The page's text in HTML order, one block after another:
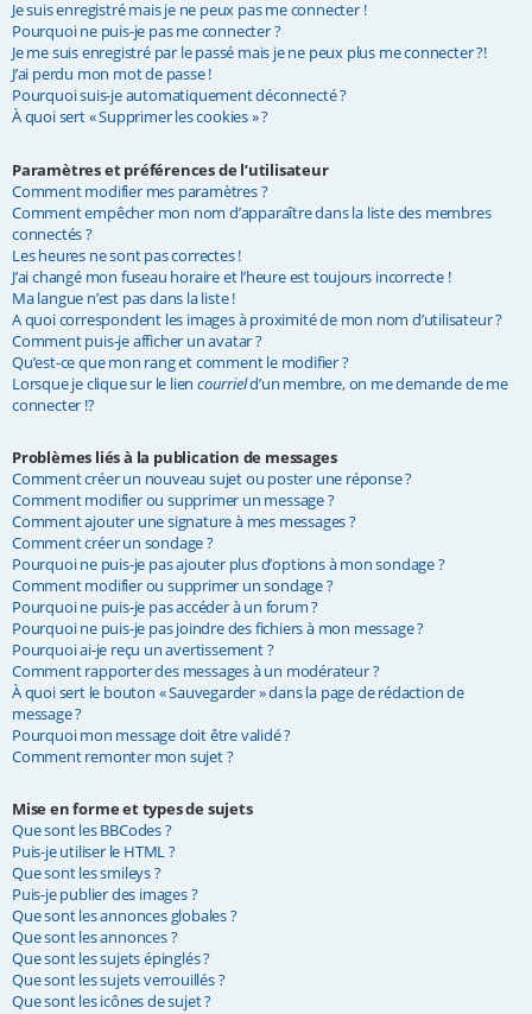
Je suis enregistré mais je ne peux pas me connecter !
Pourquoi ne puis-je pas me connecter ?
Je me suis enregistré par le passé mais je ne peux plus me connecter ?!
J’ai perdu mon mot de passe !
Pourquoi suis-je automatiquement déconnecté ?
À quoi sert « Supprimer les cookies » ?
Paramètres et préférences de l’utilisateur
Comment modifier mes paramètres ?
Comment empêcher mon nom d’apparaître dans la liste des membres
connectés ?
Les heures ne sont pas correctes !
J’ai changé mon fuseau horaire et l’heure est toujours incorrecte !
Ma langue n’est pas dans la liste !
A quoi correspondent les images à proximité de mon nom d’utilisateur ?
Comment puis-je afficher un avatar ?
Qu’est-ce que mon rang et comment le modifier ?
Lorsque je clique sur le lien courrield’un membre, on me demande de me
connecter !?
Problèmes liés à la publication de messages
Comment créer un nouveau sujet ou poster une réponse ?
Comment modifier ou supprimer un message ?
Comment ajouter une signature à mes messages ?
Comment créer un sondage ?
Pourquoi ne puis-je pas ajouter plus d’options à mon sondage ?
Comment modifier ou supprimer un sondage ?
Pourquoi ne puis-je pas accéder à un forum ?
Pourquoi ne puis-je pas joindre des fichiers à mon message ?
Pourquoi ai-je reçu un avertissement ?
Comment rapporter des messages à un modérateur ?
À quoi sert le bouton « Sauvegarder » dans la page de rédaction de
message ?
Pourquoi mon message doit être validé ?
Comment remonter mon sujet ?
Mise en forme et types de sujets
Que sont les BBCodes ?
Puis-je utiliser le HTML ?
Que sont les smileys ?
Puis-je publier des images ?
Que sont les annonces globales ?
Que sont les annonces ?
Que sont les sujets épinglés ?
Que sont les sujets verrouillés ?
Que sont les icônes de sujet ?